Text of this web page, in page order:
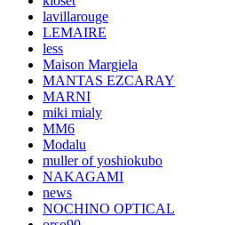
lavillarouge
LEMAIRE
less
Maison Margiela
MANTAS EZCARAY
MARNI
miki mialy
MM6
Modalu
muller of yoshiokubo
NAKAGAMI
news
NOCHINO OPTICAL